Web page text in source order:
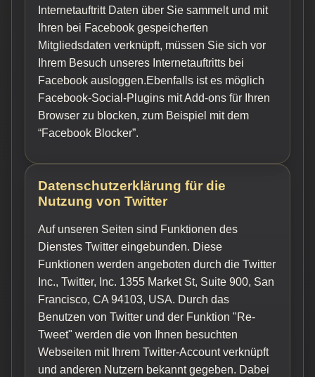
Internetauftritt Daten über Sie sammelt und mit
Ihren bei Facebook gespeicherten
Mitgliedsdaten verknüpft, müssen Sie sich vor
Ihrem Besuch unseres Internetauftritts bei
Facebook ausloggen.Ebenfalls ist es möglich
Facebook-Social-Plugins mit Add-ons für Ihren
Browser zu blocken, zum Beispiel mit dem
“Facebook Blocker”.
Datenschutzerklärung für die
Nutzung von Twitter
Auf unseren Seiten sind Funktionen des
Dienstes Twitter eingebunden. Diese
Funktionen werden angeboten durch die Twitter
Inc., Twitter, Inc. 1355 Market St, Suite 900, San
Francisco, CA 94103, USA. Durch das
Benutzen von Twitter und der Funktion "Re-
Tweet" werden die von Ihnen besuchten
Webseiten mit Ihrem Twitter-Account verknüpft
und anderen Nutzern bekannt gegeben. Dabei